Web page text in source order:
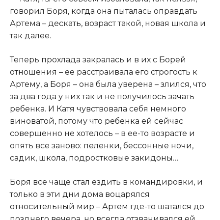
говорил Боря, когда она пыталась оправдать
Артема – дескать, возраст такой, новая школа и
так далее.​
​Теперь прохлада закралась и в их с Борей
отношения – ее расстраивала его строгость к
Артему, а Боря – она была уверена – злился, что
за два года у них так и не получилось зачать
ребенка. И Катя чувствовала себя немного
виноватой, потому что ребенка ей сейчас
совершенно не хотелось – в ее-то возрасте и
опять все заново: пеленки, бессонные ночи,
садик, школа, подростковые закидоны…​
​Боря все чаще стал ездить в командировки, и
только в эти дни дома воцарялся
относительный мир – Артем где-то шатался до